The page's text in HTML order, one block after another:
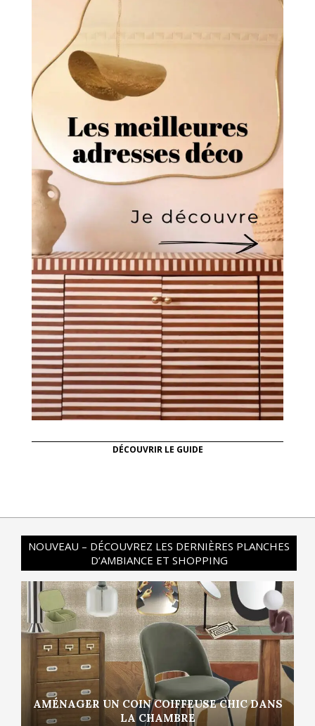
DÉCOUVRIR LE GUIDE
NOUVEAU – DÉCOUVREZ LES DERNIÈRES PLANCHES
D’AMBIANCE ET SHOPPING
AMÉNAGER UN COIN COIFFEUSE CHIC DANS
LA CHAMBRE